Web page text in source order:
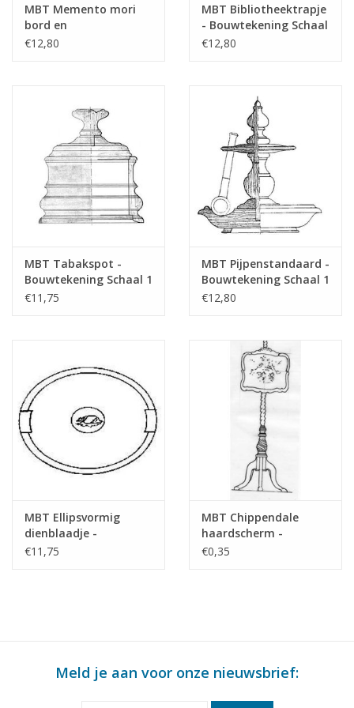
MBT Memento mori
bord en
voorzittershamer -
€12,80
MBT Bibliotheektrapje
- Bouwtekening Schaal
1 : N/A (45.26.013)
€12,80
MBT Tabakspot -
Bouwtekening Schaal 1
: N/A (45.26.010)
€11,75
MBT Pijpenstandaard -
Bouwtekening Schaal 1
: N/A (45.26.006)
€12,80
MBT Ellipsvormig
dienblaadje -
Bouwtekening Schaal 1
€11,75
MBT Chippendale
haardscherm -
Bouwtekening Schaal 1
€0,35
Meld je aan voor onze nieuwsbrief: